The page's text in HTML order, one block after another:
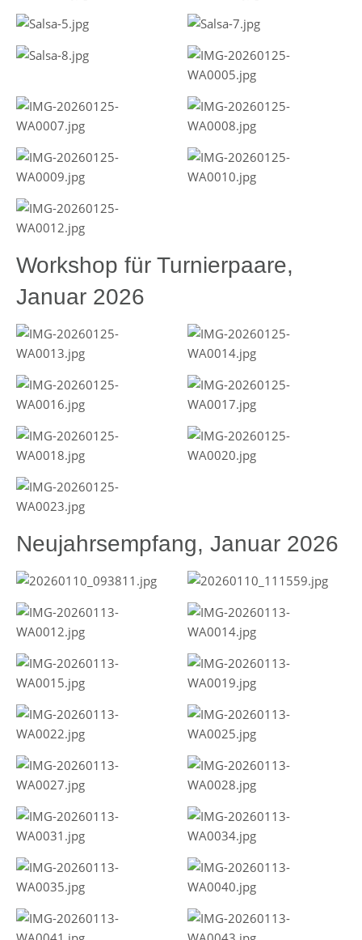
Workshop für Turnierpaare,
Januar 2026
Neujahrsempfang, Januar 2026